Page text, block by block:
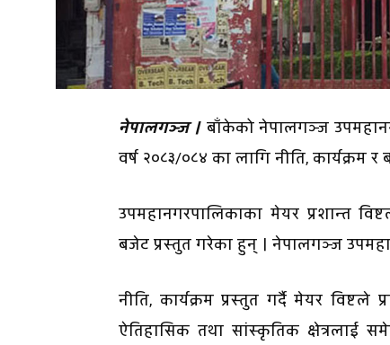
नेपालगञ्ज । बाँकेको नेपालगञ्ज
वर्ष २०८३/०८४ का लागि नीति, कार्यक्रम
उपमहानगरपालिकाका मेयर प्रशान्त
बजेट प्रस्तुत गरेका हुन् । नेपालगञ्ज
नीति, कार्यक्रम प्रस्तुत गर्दै मेयर विष्टले
ऐतिहासिक तथा सांस्कृतिक क्षेत्रलाई